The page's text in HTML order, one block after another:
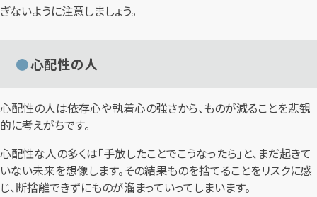
ぎないように注意しましょう。
心配性の人
心配性の人は依存心や執着心の強さから、ものが減ることを悲観
的に考えがちです。
心配性な人の多くは「手放したことでこうなったら」と、まだ起きて
いない未来を想像します。その結果ものを捨てることをリスクに感
じ、断捨離できずにものが溜まっていってしまいます。